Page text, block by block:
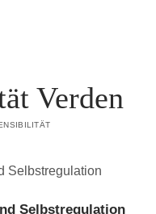
menu
Verden
Selbstregulation
Selbstregulation